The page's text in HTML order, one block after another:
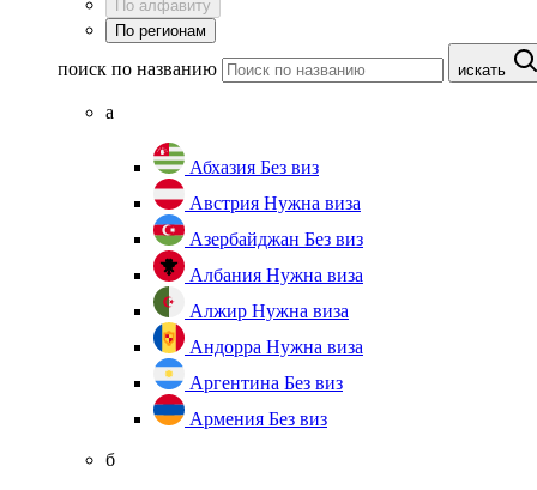
По алфавиту
По регионам
поиск по названию искать
а
Абхазия Без виз
Австрия Нужна виза
Азербайджан Без виз
Албания Нужна виза
Алжир Нужна виза
Андорра Нужна виза
Аргентина Без виз
Армения Без виз
б